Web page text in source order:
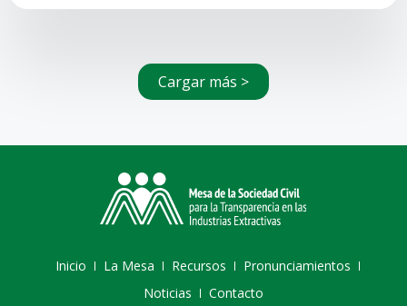
Cargar más >
Inicio La Mesa Recursos
Pronunciamientos
Noticias
Contacto